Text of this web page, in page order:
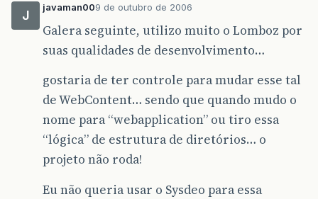
J
javaman009 de outubro de 2006
Galera seguinte, utilizo muito o Lomboz por
suas qualidades de desenvolvimento…
gostaria de ter controle para mudar esse tal
de WebContent… sendo que quando mudo o
nome para “webapplication” ou tiro essa
“lógica” de estrutura de diretórios… o
projeto não roda!
Eu não queria usar o Sysdeo para essa